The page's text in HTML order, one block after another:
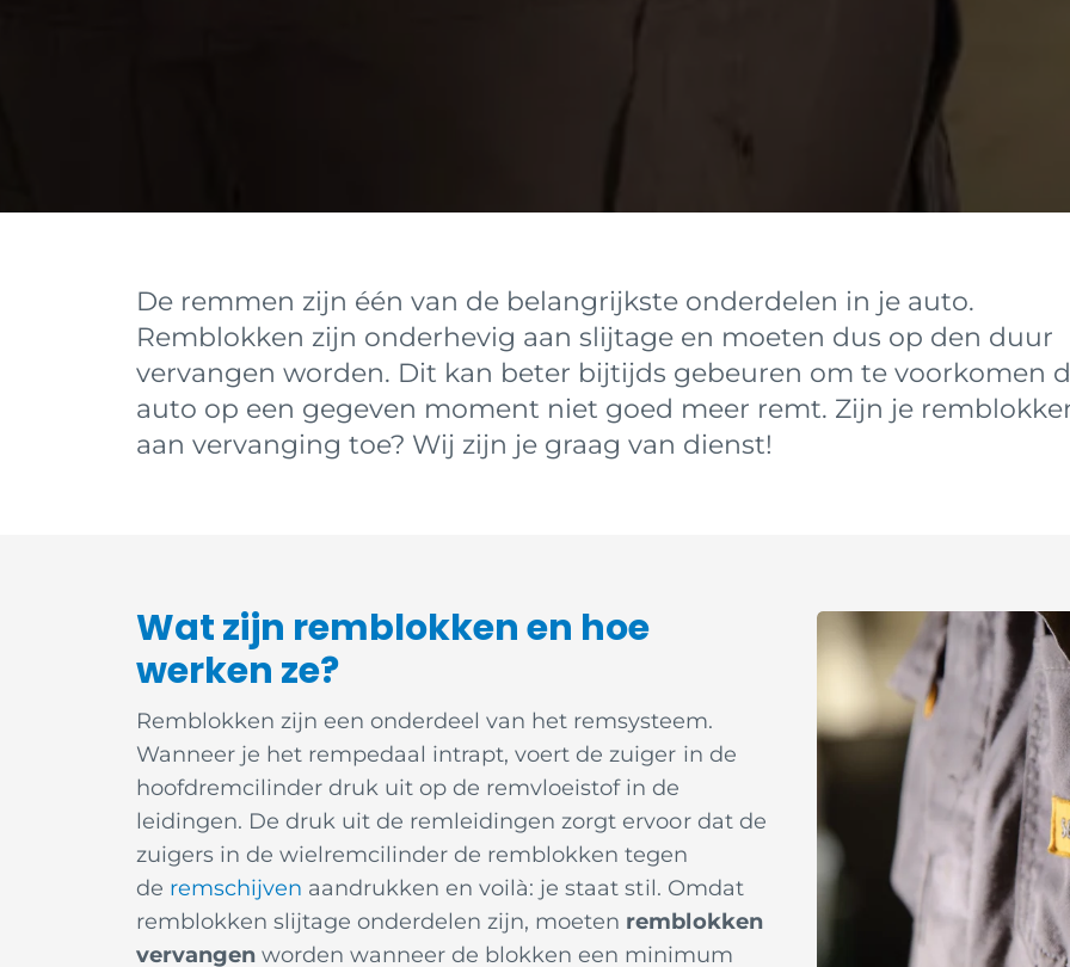
De remmen zijn één van de belangrijkste onderdelen in je auto.
Remblokken zijn onderhevig aan slijtage en moeten dus op den duur
vervangen worden. Dit kan beter bijtijds gebeuren om te voorkomen
auto op een gegeven moment niet goed meer remt. Zijn je
aan vervanging toe? Wij zijn je graag van dienst!
Wat zijn remblokken en hoe
werken ze?
Remblokken zijn een onderdeel van het remsysteem.
Wanneer je het rempedaal intrapt, voert de zuiger in de
hoofdremcilinder druk uit op de remvloeistof in de
leidingen. De druk uit de remleidingen zorgt ervoor dat de
zuigers in de wielremcilinder de remblokken tegen
de remschijven aandrukken en voilà: je staat stil. Omdat
remblokken slijtage onderdelen zijn, moeten remblokken
vervangen worden wanneer de blokken een minimum